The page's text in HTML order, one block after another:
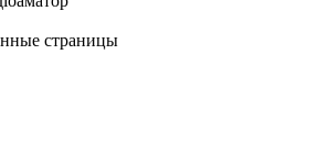
страницы